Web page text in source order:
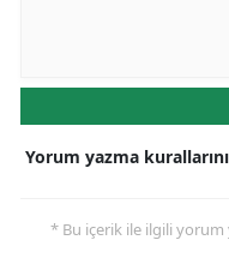
Yorum yazma kurallarını
* Bu içerik ile ilgili yorum